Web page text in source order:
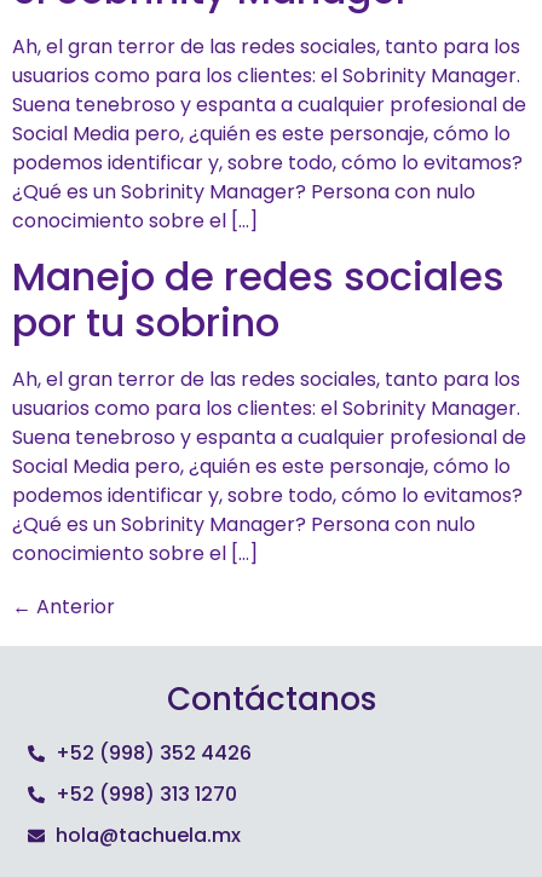
Ah, el gran terror de las redes sociales, tanto para los
usuarios como para los clientes: el Sobrinity Manager.
Suena tenebroso y espanta a cualquier profesional de
Social Media pero, ¿quién es este personaje, cómo lo
podemos identificar y, sobre todo, cómo lo evitamos?
¿Qué es un Sobrinity Manager? Persona con nulo
conocimiento sobre el […]
Manejo de redes sociales
por tu sobrino
Ah, el gran terror de las redes sociales, tanto para los
usuarios como para los clientes: el Sobrinity Manager.
Suena tenebroso y espanta a cualquier profesional de
Social Media pero, ¿quién es este personaje, cómo lo
podemos identificar y, sobre todo, cómo lo evitamos?
¿Qué es un Sobrinity Manager? Persona con nulo
conocimiento sobre el […]
← Anterior
Contáctanos
+52 (998) 352 4426
+52 (998) 313 1270
hola@tachuela.mx